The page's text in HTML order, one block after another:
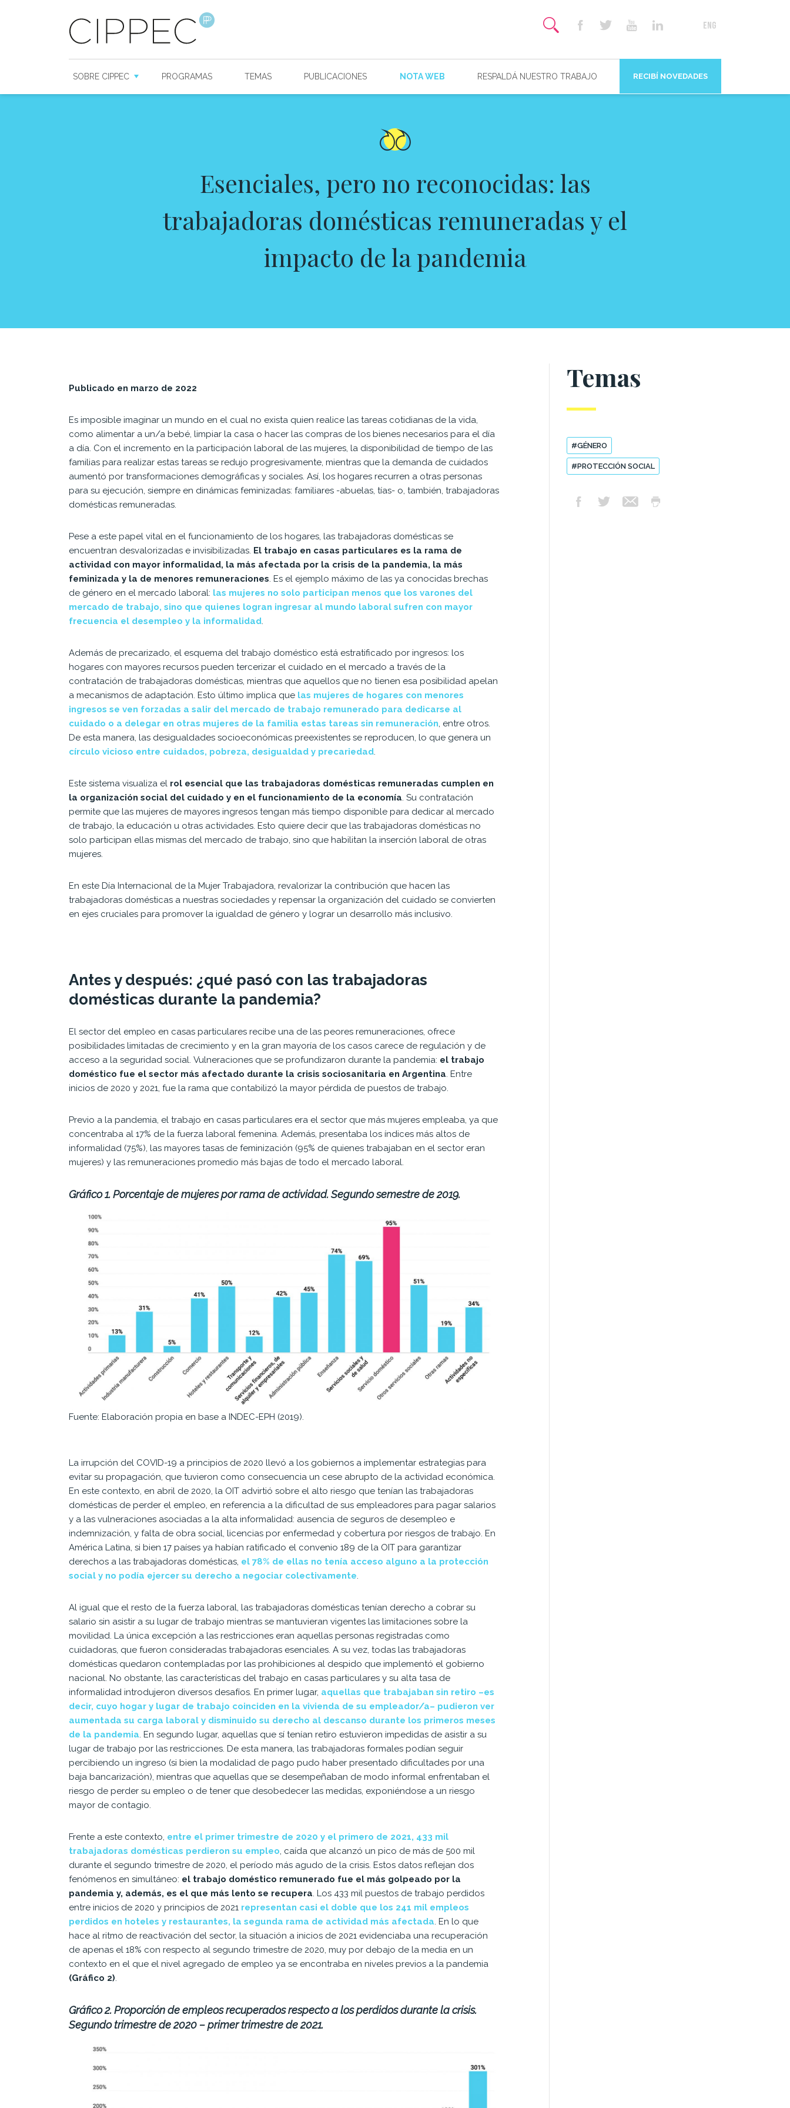
SOBRE CIPPEC PROGRAMAS TEMAS PUBLICACIONES NOTA WEB RESPALDÁ NUESTRO TRABAJO RECIBÍ NOVEDADES
Esenciales, pero no reconocidas: las
trabajadoras domésticas remuneradas y el
impacto de la pandemia
Publicado en marzo de 2022
Es imposible imaginar un mundo en el cual no exista quien realice las tareas cotidianas de la vida,
como alimentar a un/a bebé, limpiar la casa o hacer las compras de los bienes necesarios para el día
a día. Con el incremento en la participación laboral de las mujeres, la disponibilidad de tiempo de las
familias para realizar estas tareas se redujo progresivamente, mientras que la demanda de cuidados
aumentó por transformaciones demográficas y sociales. Así, los hogares recurren a otras personas
para su ejecución, siempre en dinámicas feminizadas: familiares -abuelas, tías- o, también, trabajadoras
domésticas remuneradas.
Pese a este papel vital en el funcionamiento de los hogares, las trabajadoras domésticas se
encuentran desvalorizadas e invisibilizadas. El trabajo en casas particulares es la rama de
actividad con mayor informalidad, la más afectada por la crisis de la pandemia, la más
feminizada y la de menores remuneraciones. Es el ejemplo máximo de las ya conocidas brechas
de género en el mercado laboral: las mujeres no solo participan menos que los varones del
mercado de trabajo, sino que quienes logran ingresar al mundo laboral sufren con mayor
frecuencia el desempleo y la informalidad.
Además de precarizado, el esquema del trabajo doméstico está estratificado por ingresos: los
hogares con mayores recursos pueden tercerizar el cuidado en el mercado a través de la
contratación de trabajadoras domésticas, mientras que aquellos que no tienen esa posibilidad apelan
a mecanismos de adaptación. Esto último implica que las mujeres de hogares con menores
ingresos se ven forzadas a salir del mercado de trabajo remunerado para dedicarse al
cuidado o a delegar en otras mujeres de la familia estas tareas sin remuneración, entre otros.
De esta manera, las desigualdades socioeconómicas preexistentes se reproducen, lo que genera un
círculo vicioso entre cuidados, pobreza, desigualdad y precariedad.
Este sistema visualiza el rol esencial que las trabajadoras domésticas remuneradas cumplen en
la organización social del cuidado y en el funcionamiento de la economía. Su contratación
permite que las mujeres de mayores ingresos tengan más tiempo disponible para dedicar al mercado
de trabajo, la educación u otras actividades. Esto quiere decir que las trabajadoras domésticas no
solo participan ellas mismas del mercado de trabajo, sino que habilitan la inserción laboral de otras
mujeres.
En este Día Internacional de la Mujer Trabajadora, revalorizar la contribución que hacen las
trabajadoras domésticas a nuestras sociedades y repensar la organización del cuidado se convierten
en ejes cruciales para promover la igualdad de género y lograr un desarrollo más inclusivo.
Antes y después: ¿qué pasó con las trabajadoras
domésticas durante la pandemia?
El sector del empleo en casas particulares recibe una de las peores remuneraciones, ofrece
posibilidades limitadas de crecimiento y en la gran mayoría de los casos carece de regulación y de
acceso a la seguridad social. Vulneraciones que se profundizaron durante la pandemia: el trabajo
doméstico fue el sector más afectado durante la crisis sociosanitaria en Argentina. Entre
inicios de 2020 y 2021, fue la rama que contabilizó la mayor pérdida de puestos de trabajo.
Previo a la pandemia, el trabajo en casas particulares era el sector que más mujeres empleaba, ya que
concentraba al 17% de la fuerza laboral femenina. Además, presentaba los índices más altos de
informalidad (75%), las mayores tasas de feminización (95% de quienes trabajaban en el sector eran
mujeres) y las remuneraciones promedio más bajas de todo el mercado laboral.
Gráfico 1. Porcentaje de mujeres por rama de actividad. Segundo semestre de 2019.
Fuente: Elaboración propia en base a INDEC-EPH (2019).
La irrupción del COVID-19 a principios de 2020 llevó a los gobiernos a implementar estrategias para
evitar su propagación, que tuvieron como consecuencia un cese abrupto de la actividad económica.
En este contexto, en abril de 2020, la OIT advirtió sobre el alto riesgo que tenían las trabajadoras
domésticas de perder el empleo, en referencia a la dificultad de sus empleadores para pagar salarios
y a las vulneraciones asociadas a la alta informalidad: ausencia de seguros de desempleo e
indemnización, y falta de obra social, licencias por enfermedad y cobertura por riesgos de trabajo. En
América Latina, si bien 17 países ya habían ratificado el convenio 189 de la OIT para garantizar
derechos a las trabajadoras domésticas, el 78% de ellas no tenía acceso alguno a la protección
social y no podía ejercer su derecho a negociar colectivamente.
Al igual que el resto de la fuerza laboral, las trabajadoras domésticas tenían derecho a cobrar su
salario sin asistir a su lugar de trabajo mientras se mantuvieran vigentes las limitaciones sobre la
movilidad. La única excepción a las restricciones eran aquellas personas registradas como
cuidadoras, que fueron consideradas trabajadoras esenciales. A su vez, todas las trabajadoras
domésticas quedaron contempladas por las prohibiciones al despido que implementó el gobierno
nacional. No obstante, las características del trabajo en casas particulares y su alta tasa de
informalidad introdujeron diversos desafíos. En primer lugar, aquellas que trabajaban sin retiro –es
decir, cuyo hogar y lugar de trabajo coinciden en la vivienda de su empleador/a– pudieron ver
aumentada su carga laboral y disminuido su derecho al descanso durante los primeros meses
de la pandemia. En segundo lugar, aquellas que sí tenían retiro estuvieron impedidas de asistir a su
lugar de trabajo por las restricciones. De esta manera, las trabajadoras formales podían seguir
percibiendo un ingreso (si bien la modalidad de pago pudo haber presentado dificultades por una
baja bancarización), mientras que aquellas que se desempeñaban de modo informal enfrentaban el
riesgo de perder su empleo o de tener que desobedecer las medidas, exponiéndose a un riesgo
mayor de contagio.
Frente a este contexto, entre el primer trimestre de 2020 y el primero de 2021, 433 mil
trabajadoras domésticas perdieron su empleo, caída que alcanzó un pico de más de 500 mil
durante el segundo trimestre de 2020, el período más agudo de la crisis. Estos datos reflejan dos
fenómenos en simultáneo: el trabajo doméstico remunerado fue el más golpeado por la
pandemia y, además, es el que más lento se recupera. Los 433 mil puestos de trabajo perdidos
entre inicios de 2020 y principios de 2021 representan casi el doble que los 241 mil empleos
perdidos en hoteles y restaurantes, la segunda rama de actividad más afectada. En lo que
hace al ritmo de reactivación del sector, la situación a inicios de 2021 evidenciaba una recuperación
de apenas el 18% con respecto al segundo trimestre de 2020, muy por debajo de la media en un
contexto en el que el nivel agregado de empleo ya se encontraba en niveles previos a la pandemia
(Gráfico 2).
Gráfico 2. Proporción de empleos recuperados respecto a los perdidos durante la crisis.
Segundo trimestre de 2020 – primer trimestre de 2021.
Temas
#GÉNERO
#PROTECCIÓN SOCIAL